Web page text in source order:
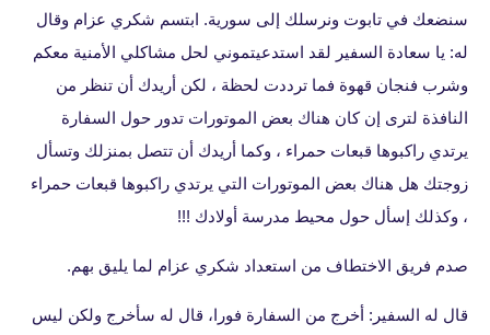
سنضعك في تابوت ونرسلك إلى سورية. ابتسم شكري عزام وقال
له: يا سعادة السفير لقد استدعيتموني لحل مشاكلي الأمنية معكم
وشرب فنجان قهوة فما ترددت لحظة ، لكن أريدك أن تنظر من
النافذة لترى إن كان هناك بعض الموتورات تدور حول السفارة
يرتدي راكبوها قبعات حمراء ، وكما أريدك أن تتصل بمنزلك وتسأل
زوجتك هل هناك بعض الموتورات التي يرتدي راكبوها قبعات حمراء
، وكذلك إسأل حول محيط مدرسة أولادك !!!
صدم فريق الاختطاف من استعداد شكري عزام لما يليق بهم.
قال له السفير: أخرج من السفارة فورا، قال له سأخرج ولكن ليس